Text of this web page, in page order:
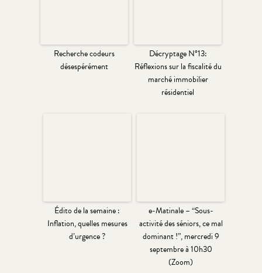
Recherche codeurs
désespérément
Décryptage N°13:
Réflexions sur la fiscalité du
marché immobilier
résidentiel
Édito de la semaine :
Inflation, quelles mesures
d’urgence ?
e-Matinale – “Sous-
activité des séniors, ce mal
dominant !”, mercredi 9
septembre à 10h30
(Zoom)